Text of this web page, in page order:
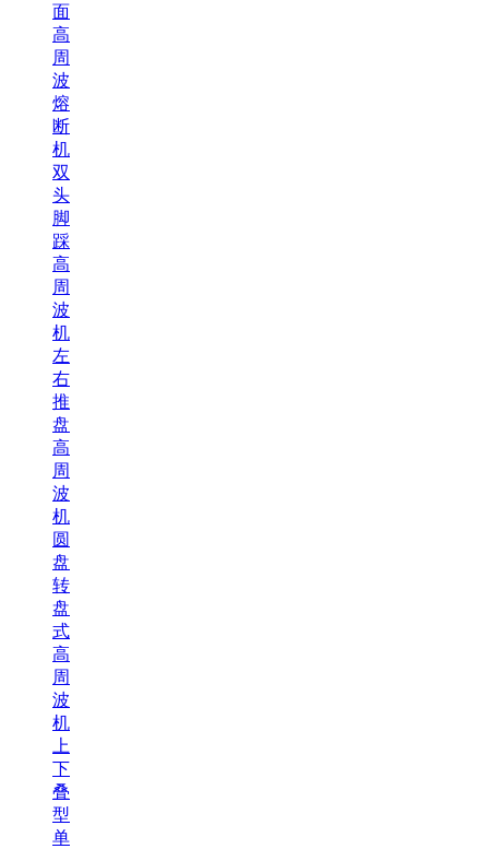
面
高
周
波
熔
断
机
双
头
脚
踩
高
周
波
机
左
右
推
盘
高
周
波
机
圆
盘
转
盘
式
高
周
波
机
上
下
叠
型
单